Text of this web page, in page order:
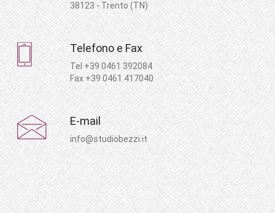
38123 - Trento (TN)
Telefono e Fax
Tel +39 0461 392084
Fax +39 0461 417040
E-mail
info@studiobezzi.it